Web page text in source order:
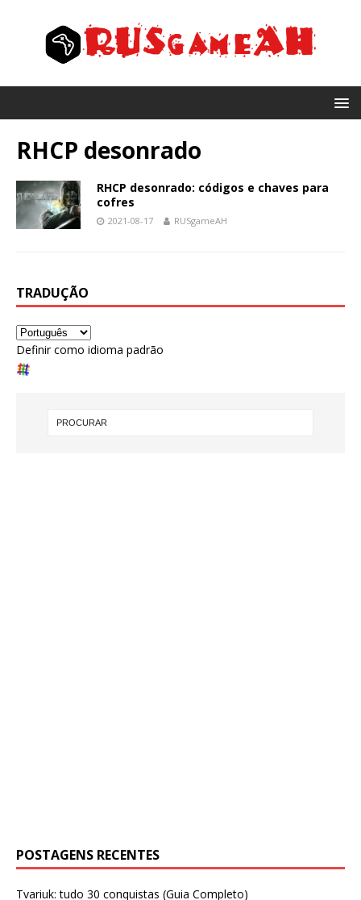
RHCP desonrado
RHCP desonrado: códigos e chaves para
cofres
2021-08-17 RUSgameAH
TRADUÇÃO
Definir como idioma padrão
POSTAGENS RECENTES
Tvariuk: tudo 30 conquistas (Guia Completo)